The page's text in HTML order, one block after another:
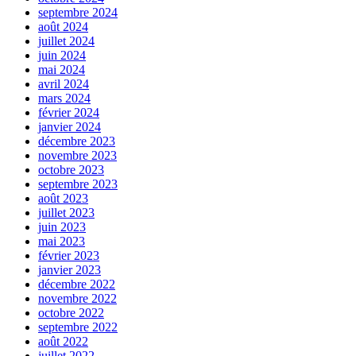
septembre 2024
août 2024
juillet 2024
juin 2024
mai 2024
avril 2024
mars 2024
février 2024
janvier 2024
décembre 2023
novembre 2023
octobre 2023
septembre 2023
août 2023
juillet 2023
juin 2023
mai 2023
février 2023
janvier 2023
décembre 2022
novembre 2022
octobre 2022
septembre 2022
août 2022